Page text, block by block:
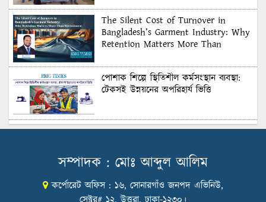
The Silent Cost of Turnover in
Bangladesh’s Garment Industry: Why
Retention Matters More Than
পোশাক শিল্পে স্থিতিশীল কর্মসংস্থান ব্যবস্থা:
টেকসই উন্নয়নের অপরিহার্য ভিত্তি
শুল্কের দেয়াল ভাঙার সুযোগ: মার্কিন বাজারে
Honoring Excellence: Texstream
Fashion Ltd. Rewards Best Workers–
সম্পাদক : মোঃ আব্দুল আলিম
কর্পোরেট অফিস : ১৬, সোনারগাঁও জনপদ এভিনিউ,